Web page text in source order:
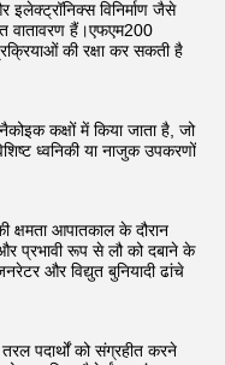
इलेक्ट्रॉनिक्स विनिर्माण जैसे
वातावरण हैं।एफएम200
की रक्षा कर सकती है
कक्षों में किया जाता है, जो
ध्वनिकी या नाजुक उपकरणों
क्षमता आपातकाल के दौरान
प्रभावी रूप से लौ को दबाने के
और विद्युत बुनियादी ढांचे
पदार्थों को संग्रहीत करने